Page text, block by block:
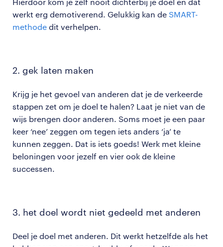
Hierdoor kom je zelf nooit dichterbij je doel en dat
werkt erg demotiverend. Gelukkig kan de SMART-
methode dit verhelpen.
2. gek laten maken
Krijg je het gevoel van anderen dat je de verkeerde
stappen zet om je doel te halen? Laat je niet van de
wijs brengen door anderen. Soms moet je een paar
keer ‘nee’ zeggen om tegen iets anders ‘ja’ te
kunnen zeggen. Dat is iets goeds! Werk met kleine
beloningen voor jezelf en vier ook de kleine
successen.
3. het doel wordt niet gedeeld met anderen
Deel je doel met anderen. Dit werkt hetzelfde als het